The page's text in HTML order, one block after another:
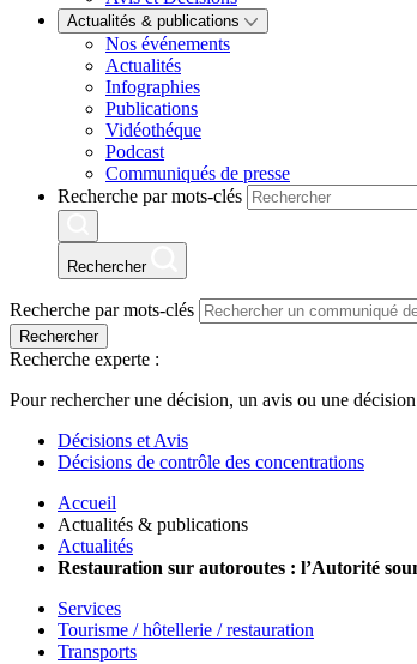
Actualités & publications
Nos événements
Actualités
Infographies
Publications
Vidéothéque
Podcast
Communiqués de presse
Recherche par mots-clés
Rechercher
Recherche par mots-clés
Rechercher
Recherche experte :
Pour rechercher une décision, un avis ou une
Décisions et Avis
Décisions de contrôle des concentrations
Accueil
Actualités & publications
Actualités
Restauration sur autoroutes : l’Autorité
Services
Tourisme / hôtellerie / restauration
Transports